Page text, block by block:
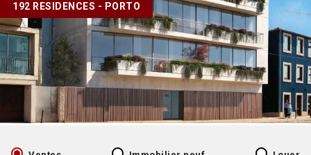
192 RESIDENCES - PORTO